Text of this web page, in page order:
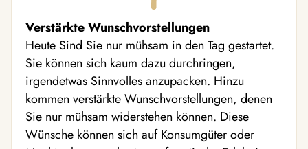
Verstärkte Wunschvorstellungen
Heute Sind Sie nur mühsam in den Tag gestartet.
Sie können sich kaum dazu durchringen,
irgendetwas Sinnvolles anzupacken. Hinzu
kommen verstärkte Wunschvorstellungen, denen
Sie nur mühsam widerstehen können. Diese
Wünsche können sich auf Konsumgüter oder